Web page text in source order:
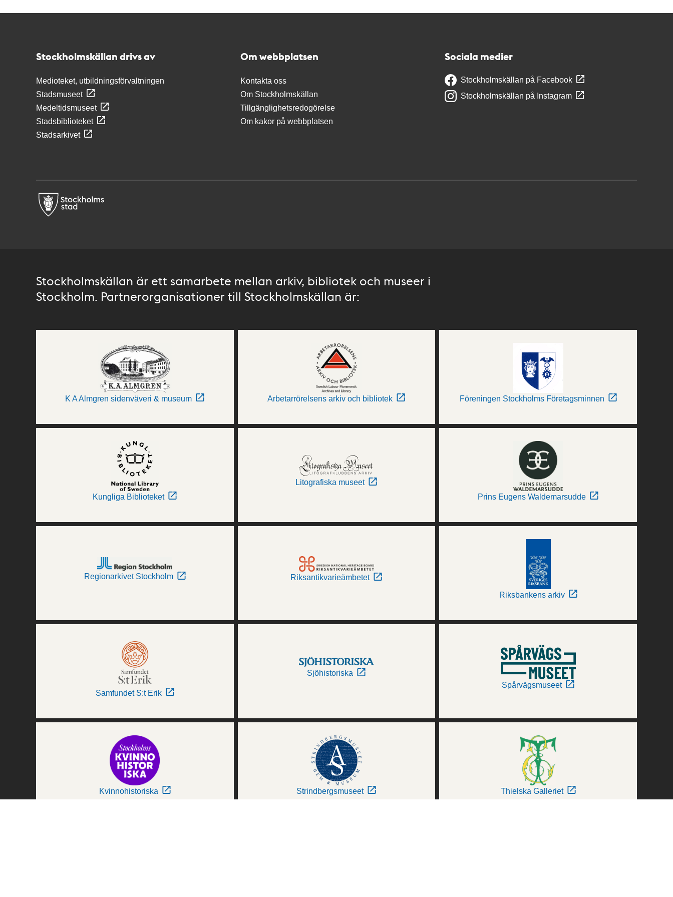
Stockholmskällan drivs av
Medioteket, utbildningsförvaltningen
Stadsmuseet
Medeltidsmuseet
Stadsbiblioteket
Stadsarkivet
Om webbplatsen
Kontakta oss
Om Stockholmskällan
Tillgänglighetsredogörelse
Om kakor på webbplatsen
Sociala medier
Stockholmskällan på Facebook
Stockholmskällan på Instagram
Stockholmskällan är ett samarbete mellan arkiv, bibliotek och museer i
Stockholm. Partnerorganisationer till Stockholmskällan är:
K A Almgren sidenväveri & museum Arbetarrörelsens arkiv och bibliotek Föreningen Stockholms Företagsminnen
Kungliga Biblioteket
Litografiska museet
Prins Eugens Waldemarsudde
Regionarkivet Stockholm Riksantikvarieämbetet
Riksbankens arkiv
Samfundet S:t Erik
Sjöhistoriska
Spårvägsmuseet
Kvinnohistoriska Strindbergsmuseet Thielska Galleriet